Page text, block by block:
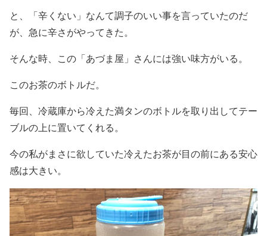
と、「辛くない」なんて調子のいい事を言っていたのだ
が、急に辛さがやってきた。
そんな時、この「あづま屋」さんには強い味方がいる。
このお茶のボトルだ。
毎回、冷蔵庫から冷えた満タンのボトルを取り出してテー
ブルの上に置いてくれる。
今の私がまさに欲していた冷えたお茶が目の前にある安心
感は大きい。